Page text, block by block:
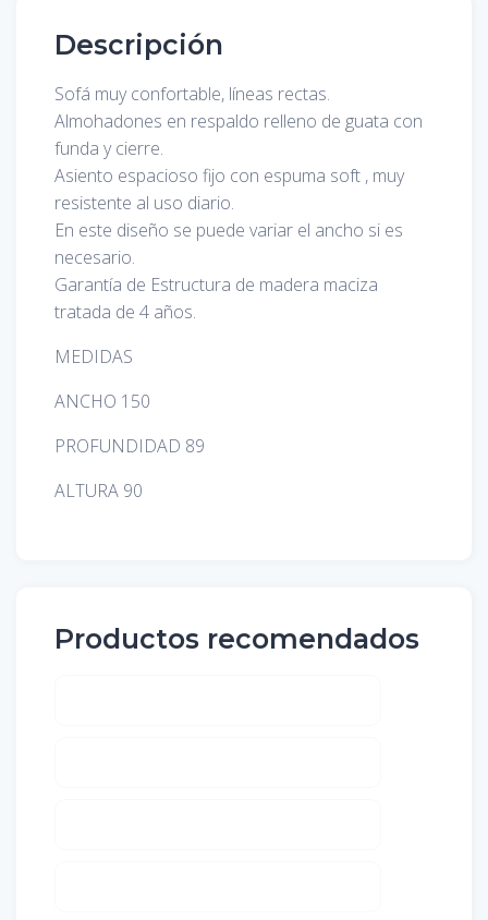
Descripción
Sofá muy confortable, líneas rectas.
Almohadones en respaldo relleno de guata con
funda y cierre.
Asiento espacioso fijo con espuma soft , muy
resistente al uso diario.
En este diseño se puede variar el ancho si es
necesario.
Garantía de Estructura de madera maciza
tratada de 4 años.
MEDIDAS
ANCHO 150
PROFUNDIDAD 89
ALTURA 90
Productos recomendados